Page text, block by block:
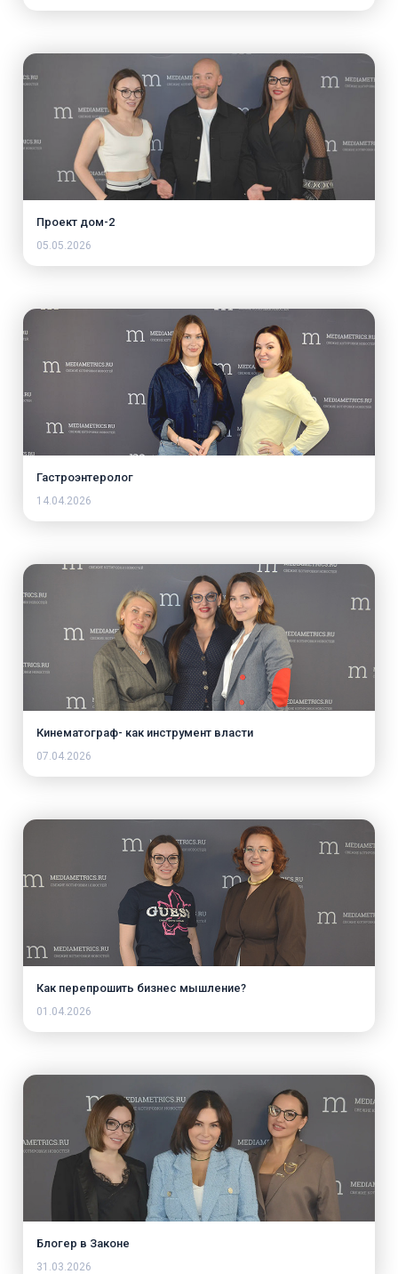
Проект дом-2
05.05.2026
Гастроэнтеролог
14.04.2026
Кинематограф- как инструмент власти
07.04.2026
Как перепрошить бизнес мышление?
01.04.2026
Блогер в Законе
31.03.2026